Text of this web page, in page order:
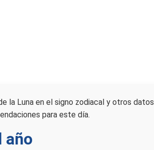
la Luna en el signo zodiacal y otros datos
para este día.
año